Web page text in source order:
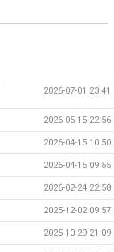
2026-07-01 23:41
2026-05-15 22:56
2026-04-15 10:50
2026-04-15 09:55
2026-02-24 22:58
2025-12-02 09:57
2025-10-29 21:09